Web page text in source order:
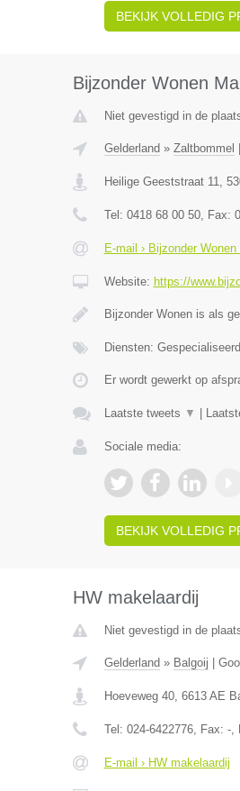
BEKIJK VOLLEDIG
Bijzonder Wonen
Niet gevestigd in de
Gelderland » Zaltbommel
Heilige Geeststraat 11,
Tel: 0418 68 00 50, Fax:
E-mail › Bijzonder
Website: https://
Bijzonder Wonen is als
Diensten:
Er wordt gewerkt op
Laatste tweets ▼
Sociale media:
BEKIJK VOLLEDIG
HW makelaardij
Niet gevestigd in de
Gelderland » Balgoij
Hoeveweg 40, 6613 AE
Tel: 024-6422776, Fax: -,
E-mail › HW makelaardij